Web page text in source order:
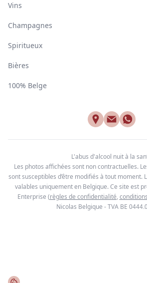
Vins
Champagnes
Spiritueux
Bières
100% Belge
L'abus d'alcool nuit à la
Les photos affichées sont non contractuelles.
sont susceptibles d’être modifiés à tout moment.
valables uniquement en Belgique. Ce site est
Enterprise (règles de confidentialité,
Nicolas Belgique - TVA BE